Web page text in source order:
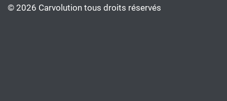
© 2026 Carvolution tous droits réservés